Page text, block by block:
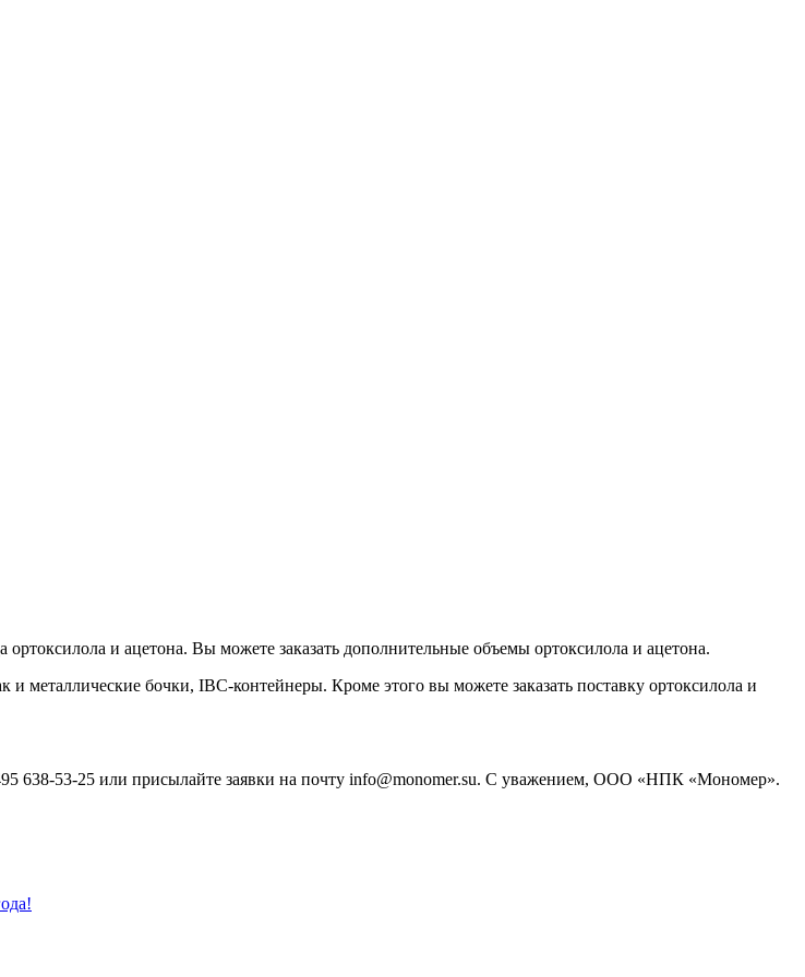
и ацетона. Вы можете заказать дополнительные объемы ортоксилола и ацетона.
металлические бочки, IBC-контейнеры. Кроме этого вы можете заказать поставку ортоксилола и
638-53-25 или присылайте заявки на почту info@monomer.su. С уважением, ООО «НПК «Мономер».